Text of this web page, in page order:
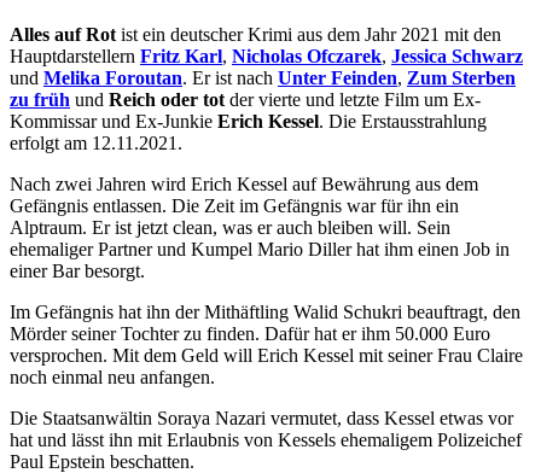
Alles auf Rot ist ein deutscher Krimi aus dem Jahr 2021 mit den
Hauptdarstellern Fritz Karl, Nicholas Ofczarek, Jessica Schwarz
und Melika Foroutan. Er ist nach Unter Feinden, Zum Sterben
zu früh und Reich oder tot der vierte und letzte Film um Ex-
Kommissar und Ex-Junkie Erich Kessel. Die Erstausstrahlung
erfolgt am 12.11.2021.
Nach zwei Jahren wird Erich Kessel auf Bewährung aus dem
Gefängnis entlassen. Die Zeit im Gefängnis war für ihn ein
Alptraum. Er ist jetzt clean, was er auch bleiben will. Sein
ehemaliger Partner und Kumpel Mario Diller hat ihm einen Job in
einer Bar besorgt.
Im Gefängnis hat ihn der Mithäftling Walid Schukri beauftragt, den
Mörder seiner Tochter zu finden. Dafür hat er ihm 50.000 Euro
versprochen. Mit dem Geld will Erich Kessel mit seiner Frau Claire
noch einmal neu anfangen.
Die Staatsanwältin Soraya Nazari vermutet, dass Kessel etwas vor
hat und lässt ihn mit Erlaubnis von Kessels ehemaligem Polizeichef
Paul Epstein beschatten.